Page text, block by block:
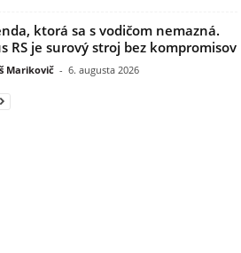
ktorá sa s vodičom nemazná.
RS je surový stroj bez kompromisov
Marikovič - 6. augusta 2026